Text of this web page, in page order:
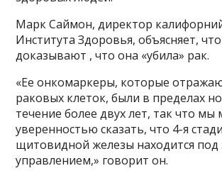
Марк Саймон, директор
Института Здоровья, объясняет,
доказывают , что она «убила» рак.
«Ее онкомаркеры, которые
раковых клеток, были в пределах
течение более двух лет, так что мы
уверенностью сказать, что 4-я
щитовидной железы находится
управлением,» говорит он.